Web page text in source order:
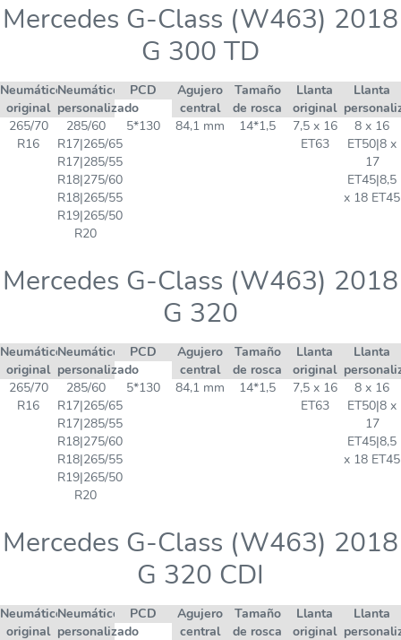
Mercedes G-Class (W463) 2018
G 300 TD
Neumático
original
Neumático
personalizado
PCD
Agujero
central
Tamaño
de rosca
Llanta
original
Llanta
265/70
R16
285/60
R17|265/65
R17|285/55
R18|275/60
R18|265/55
R19|265/50
R20
5*130 84,1 mm 14*1,5
7,5 x 16
ET63
8 x 16
ET50|8 x
17
ET45|8,5
x 18 ET45
Mercedes G-Class (W463) 2018
G 320
Neumático
original
Neumático
personalizado
PCD
Agujero
central
Tamaño
de rosca
Llanta
original
Llanta
265/70
R16
285/60
R17|265/65
R17|285/55
R18|275/60
R18|265/55
R19|265/50
R20
5*130 84,1 mm 14*1,5
7,5 x 16
ET63
8 x 16
ET50|8 x
17
ET45|8,5
x 18 ET45
Mercedes G-Class (W463) 2018
G 320 CDI
Neumático
original
Neumático
personalizado
PCD
Agujero
central
Tamaño
de rosca
Llanta
original
Llanta